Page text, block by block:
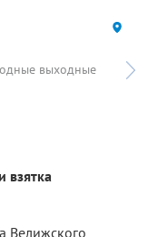
выходные
взятка
Велижского